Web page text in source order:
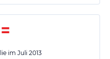
Nur den tollen Ausflug
man aus
einem…
im Juli 2013